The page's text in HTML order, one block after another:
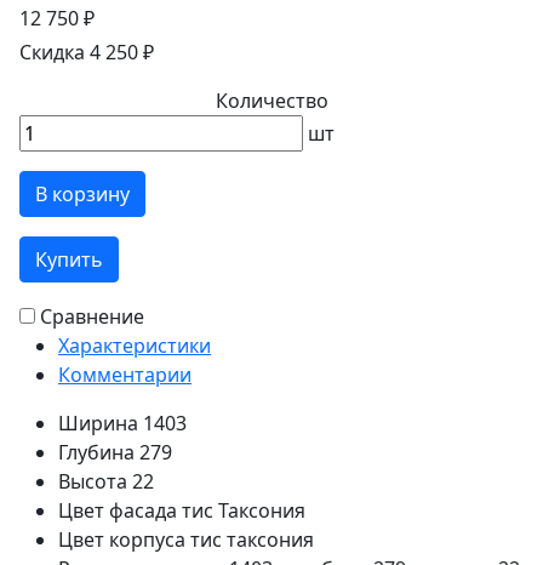
12 750 ₽
Скидка 4 250 ₽
Количество
шт
В корзину
Купить
Сравнение
Характеристики
Комментарии
Ширина 1403
Глубина 279
Высота 22
Цвет фасада тис Таксония
Цвет корпуса тис таксония